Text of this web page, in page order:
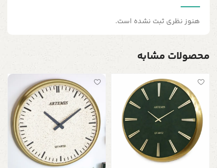
هنوز نظری ثبت نشده است.
محصولات مشابه